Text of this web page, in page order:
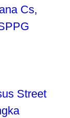
Cs,
Street